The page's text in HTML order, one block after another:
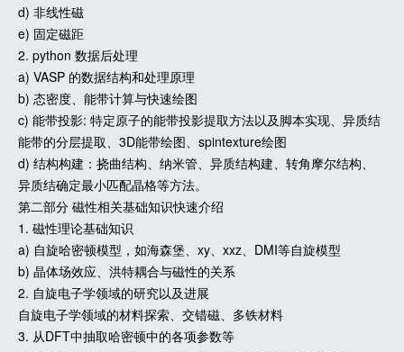
d) 非线性磁
e) 固定磁距
2. python 数据后处理
a) VASP 的数据结构和处理原理
b) 态密度、能带计算与快速绘图
c) 能带投影: 特定原子的能带投影提取方法以及脚本实现、异质结
能带的分层提取、3D能带绘图、spintexture绘图
d) 结构构建：挠曲结构、纳米管、异质结构建、转角摩尔结构、
异质结确定最小匹配晶格等方法。
第二部分 磁性相关基础知识快速介绍
1. 磁性理论基础知识
a) 自旋哈密顿模型，如海森堡、xy、xxz、DMI等自旋模型
b) 晶体场效应、洪特耦合与磁性的关系
2. 自旋电子学领域的研究以及进展
自旋电子学领域的材料探索、交错磁、多铁材料
3. 从DFT中抽取哈密顿中的各项参数等